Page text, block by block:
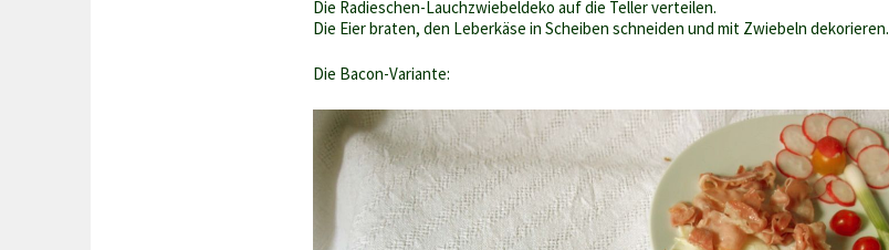
Die Radieschen-Lauchzwiebeldeko auf die Teller verteilen.
Die Eier braten, den Leberkäse in Scheiben schneiden und mit Zwiebeln dekorieren.
Die Bacon-Variante: